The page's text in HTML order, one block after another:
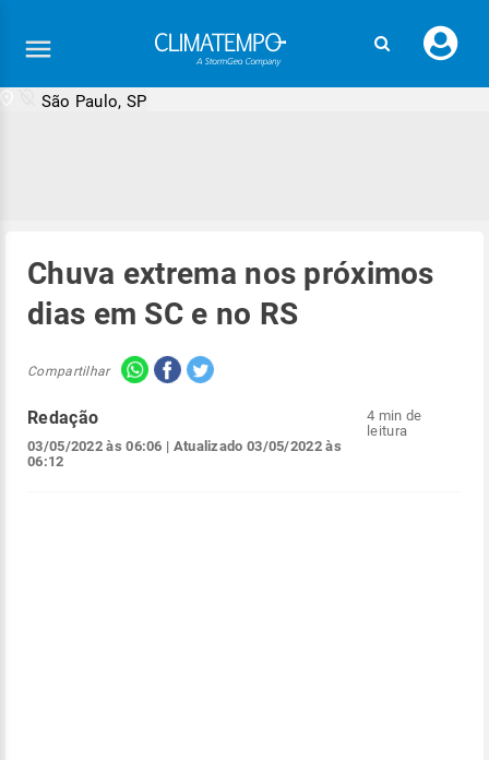
seu
São Paulo, SP
Chuva extrema nos próximos
dias em SC e no RS
Compartilhar
Redação
03/05/2022 às 06:06 | Atualizado 03/05/2022 às
06:12
4 min de
leitura